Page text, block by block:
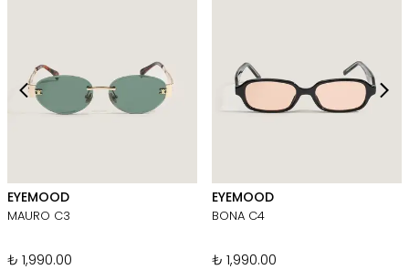
EYEMOOD
MAURO C3
₺ 1,990.00
EYEMOOD
BONA C4
₺ 1,990.00